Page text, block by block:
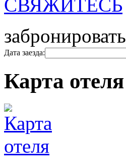
СВЯЖИТЕСЬ
забронировать
Дата заезда:
Карта отеля